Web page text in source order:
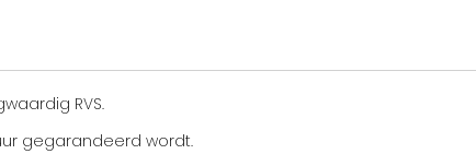
RVS.
gegarandeerd wordt.